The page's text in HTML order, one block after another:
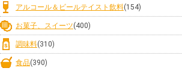
アルコール＆ビールテイスト飲料(154)
お菓子、スイーツ(400)
調味料(310)
食品(390)